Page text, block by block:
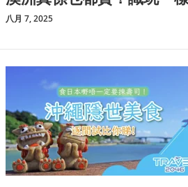
八月 7, 2025